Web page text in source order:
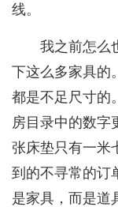
线。
我之前怎么
下这么多家具的
都是不足尺寸的
房目录中的数字
张床垫只有一米
到的不寻常的订
是家具，而是道